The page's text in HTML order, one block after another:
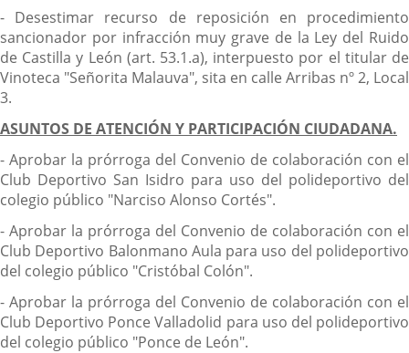
- Desestimar recurso de reposición en procedimiento
sancionador por infracción muy grave de la Ley del Ruido
de Castilla y León (art. 53.1.a), interpuesto por el titular de
Vinoteca "Señorita Malauva", sita en calle Arribas nº 2, Local
3.
ASUNTOS DE ATENCIÓN Y PARTICIPACIÓN CIUDADANA.
- Aprobar la prórroga del Convenio de colaboración con el
Club Deportivo San Isidro para uso del polideportivo del
colegio público "Narciso Alonso Cortés".
- Aprobar la prórroga del Convenio de colaboración con el
Club Deportivo Balonmano Aula para uso del polideportivo
del colegio público "Cristóbal Colón".
- Aprobar la prórroga del Convenio de colaboración con el
Club Deportivo Ponce Valladolid para uso del polideportivo
del colegio público "Ponce de León".